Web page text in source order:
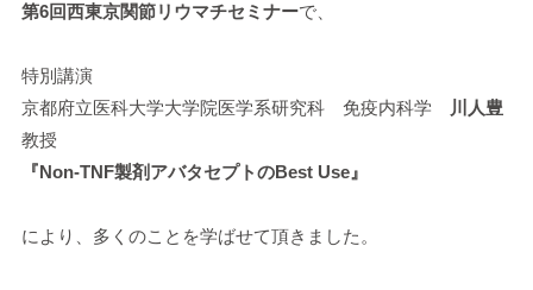
第6回西東京関節リウマチセミナーで、
特別講演
京都府立医科大学大学院医学系研究科 免疫内科学
川人豊
教授
『Non-TNF製剤アバタセプトのBest Use』
により、多くのことを学ばせて頂きました。